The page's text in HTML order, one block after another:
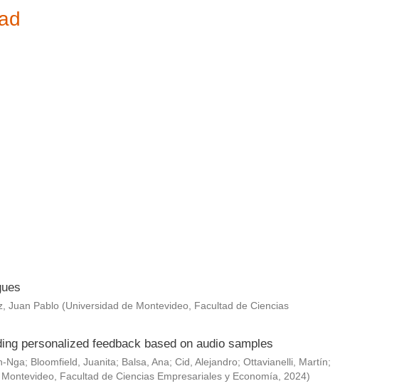
Juan Pablo (Universidad de Montevideo, Facultad de Ciencias
personalized feedback based on audio samples
Nga; Bloomfield, Juanita; Balsa, Ana; Cid, Alejandro; Ottavianelli, Martín;
Facultad de Ciencias Empresariales y Economía, 2024)